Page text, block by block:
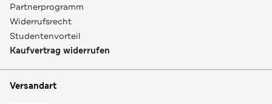
Partnerprogramm
Widerrufsrecht
Studentenvorteil
Kaufvertrag widerrufen
Versandart